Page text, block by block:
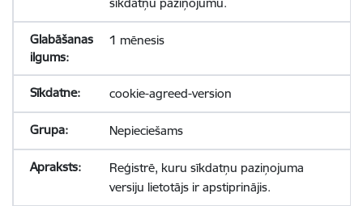
1 mēnesis
cookie-agreed-version
Nepieciešams
Reģistrē, kuru sīkdatņu paziņojuma
versiju lietotājs ir apstiprinājis.